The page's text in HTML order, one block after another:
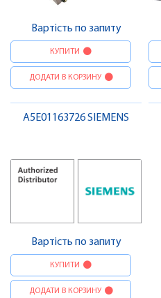
Вартість по запиту
КУПИТИ
ДОДАТИ В КОРЗИНУ
A5E01163726 SIEMENS
Вартість по запиту
КУПИТИ
ДОДАТИ В КОРЗИНУ